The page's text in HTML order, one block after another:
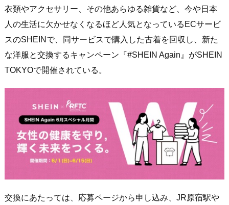
衣類やアクセサリー、その他あらゆる雑貨など、今や日本
人の生活に欠かせなくなるほど人気となっているECサービ
スのSHEINで、同サービスで購入した古着を回収し、新た
な洋服と交換するキャンペーン『#SHEIN Again』がSHEIN
TOKYOで開催されている。
交換にあたっては、応募ページから申し込み、JR原宿駅や